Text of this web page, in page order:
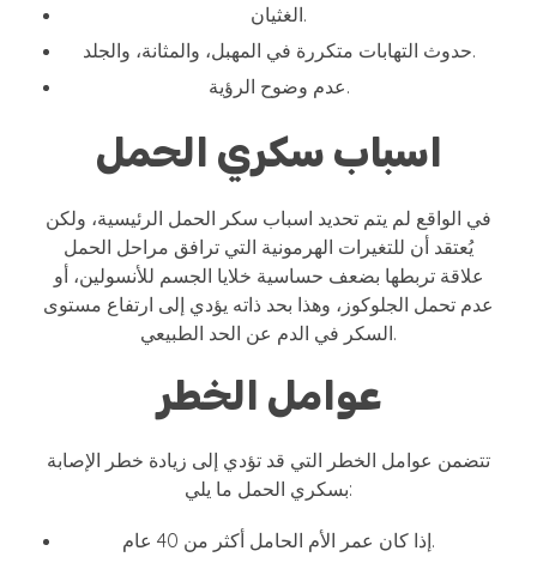
الغثيان.
حدوث التهابات متكررة في المهبل، والمثانة، والجلد.
عدم وضوح الرؤية.
اسباب سكري الحمل
في الواقع لم يتم تحديد اسباب سكر الحمل الرئيسية، ولكن
يُعتقد أن للتغيرات الهرمونية التي ترافق مراحل الحمل
علاقة تربطها بضعف حساسية خلايا الجسم للأنسولين، أو
عدم تحمل الجلوكوز، وهذا بحد ذاته يؤدي إلى ارتفاع مستوى
السكر في الدم عن الحد الطبيعي.
عوامل الخطر
تتضمن عوامل الخطر التي قد تؤدي إلى زيادة خطر الإصابة
بسكري الحمل ما يلي:
إذا كان عمر الأم الحامل أكثر من 40 عام.